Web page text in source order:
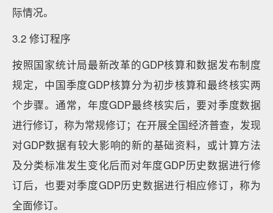
际情况。
3.2 修订程序
按照国家统计局最新改革的GDP核算和数据发布制度
规定，中国季度GDP核算分为初步核算和最终核实两
个步骤。通常，年度GDP最终核实后，要对季度数据
进行修订，称为常规修订；在开展全国经济普查，发现
对GDP数据有较大影响的新的基础资料，或计算方法
及分类标准发生变化后而对年度GDP历史数据进行修
订后，也要对季度GDP历史数据进行相应修订，称为
全面修订。